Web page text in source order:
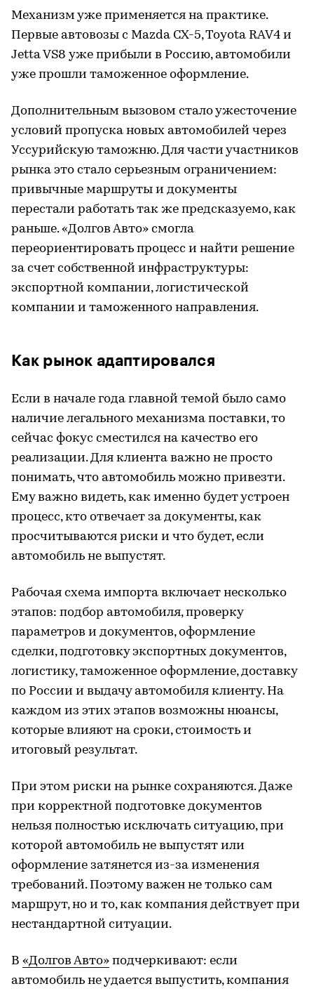
Механизм уже применяется на практике.
Первые автовозы с Mazda CX-5, Toyota RAV4 и
Jetta VS8 уже прибыли в Россию, автомобили
уже прошли таможенное оформление.
Дополнительным вызовом стало ужесточение
условий пропуска новых автомобилей через
Уссурийскую таможню. Для части участников
рынка это стало серьезным ограничением:
привычные маршруты и документы
перестали работать так же предсказуемо, как
раньше. «Долгов Авто» смогла
переориентировать процесс и найти решение
за счет собственной инфраструктуры:
экспортной компании, логистической
компании и таможенного направления.
Как рынок адаптировался
Если в начале года главной темой было само
наличие легального механизма поставки, то
сейчас фокус сместился на качество его
реализации. Для клиента важно не просто
понимать, что автомобиль можно привезти.
Ему важно видеть, как именно будет устроен
процесс, кто отвечает за документы, как
просчитываются риски и что будет, если
автомобиль не выпустят.
Рабочая схема импорта включает несколько
этапов: подбор автомобиля, проверку
параметров и документов, оформление
сделки, подготовку экспортных документов,
логистику, таможенное оформление, доставку
по России и выдачу автомобиля клиенту. На
каждом из этих этапов возможны нюансы,
которые влияют на сроки, стоимость и
итоговый результат.
При этом риски на рынке сохраняются. Даже
при корректной подготовке документов
нельзя полностью исключать ситуацию, при
которой автомобиль не выпустят или
оформление затянется из-за изменения
требований. Поэтому важен не только сам
маршрут, но и то, как компания действует при
нестандартной ситуации.
В «Долгов Авто» подчеркивают: если
автомобиль не удается выпустить, компания